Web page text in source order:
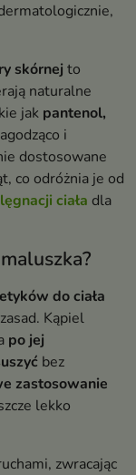
skórnejto
naturalne
jak pantenol,
i
dostosowane
co odróżnia je od
ciała dla
do ciała
Kąpiel
po jej
bez
zastosowanie
lekko
zwracając